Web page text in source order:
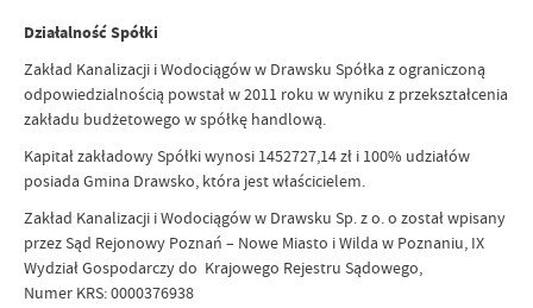
Działalność Spółki
Zakład Kanalizacji i Wodociągów w Drawsku Spółka z ograniczoną
odpowiedzialnością powstał w 2011 roku w wyniku z przekształcenia
zakładu budżetowego w spółkę handlową.
Kapitał zakładowy Spółki wynosi 1452727,14 zł i 100% udziałów
posiada Gmina Drawsko, która jest właścicielem.
Zakład Kanalizacji i Wodociągów w Drawsku Sp. z o. o został wpisany
przez Sąd Rejonowy Poznań – Nowe Miasto i Wilda w Poznaniu, IX
Wydział Gospodarczy do Krajowego Rejestru Sądowego,
Numer KRS: 0000376938